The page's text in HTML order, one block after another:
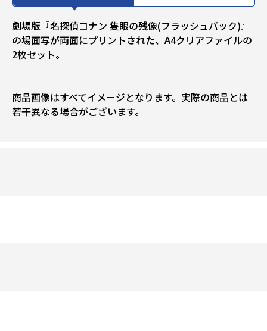
劇場版『名探偵コナン 隻眼の残像(フラッシュバック)』
の場面写が両面にプリントされた、A4クリアファイルの
2枚セット。
商品画像はすべてイメージとなります。実際の商品とは
若干異なる場合がございます。